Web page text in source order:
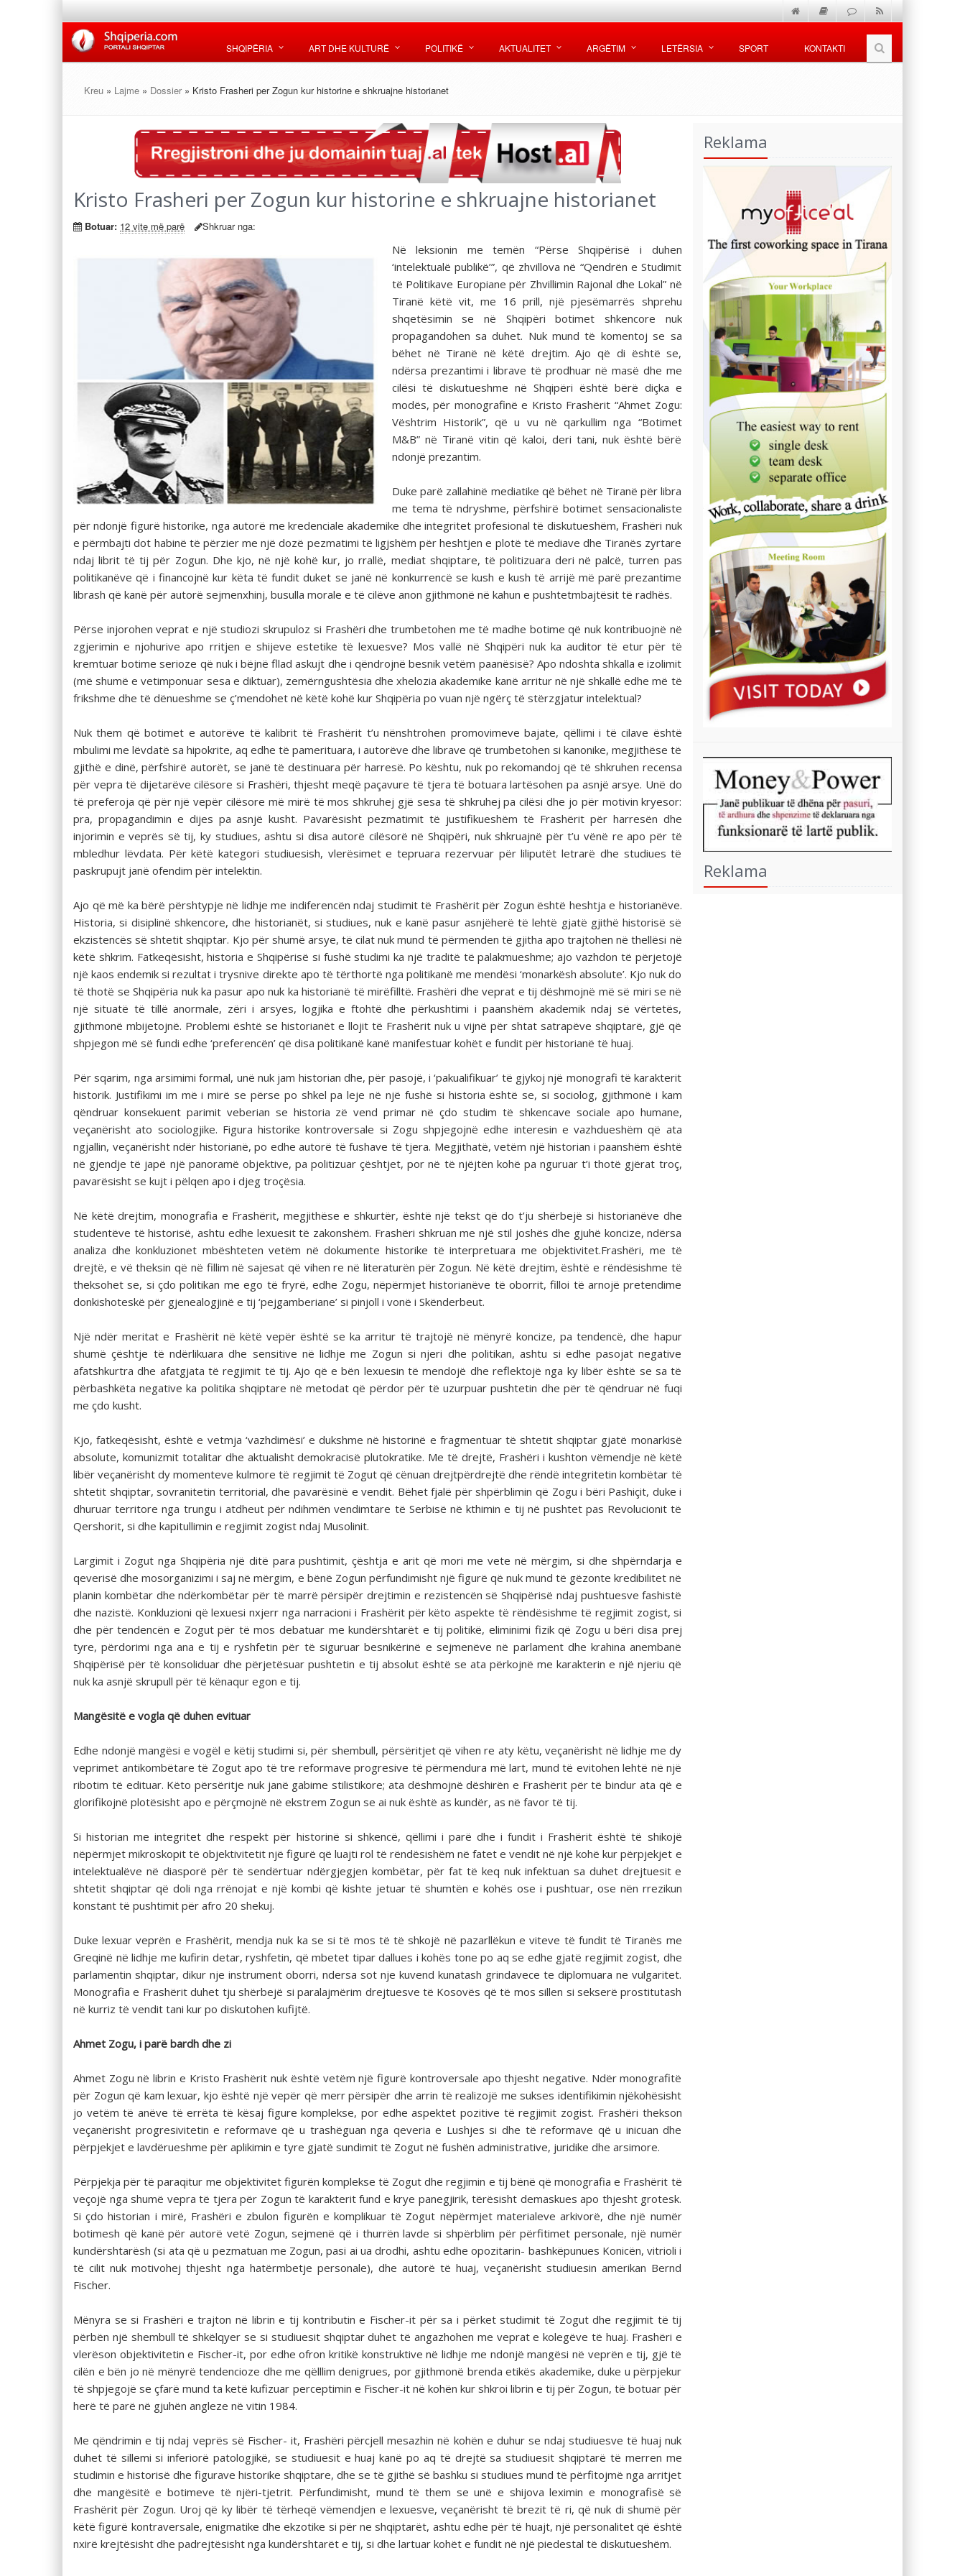
SHQIPËRIA ART DHE KULTURË POLITIKË AKTUALITET ARGËTIM LETËRSIA SPORT KONTAKTI
Kreu » Lajme » Dossier » Kristo Frasheri per Zogun kur historine e shkruajne historianet
Kristo Frasheri per Zogun kur historine e shkruajne historianet
Botuar: 12 vite më parë Shkruar nga:
Në leksionin me temën “Përse Shqipërisë i duhen
‘intelektualë publikë’”, që zhvillova në “Qendrën e Studimit
të Politikave Europiane për Zhvillimin Rajonal dhe Lokal” në
Tiranë këtë vit, me 16 prill, një pjesëmarrës shprehu
shqetësimin se në Shqipëri botimet shkencore nuk
propagandohen sa duhet. Nuk mund të komentoj se sa
bëhet në Tiranë në këtë drejtim. Ajo që di është se,
ndërsa prezantimi i librave të prodhuar në masë dhe me
cilësi të diskutueshme në Shqipëri është bërë diçka e
modës, për monografinë e Kristo Frashërit “Ahmet Zogu:
Vështrim Historik”, që u vu në qarkullim nga “Botimet
M&B” në Tiranë vitin që kaloi, deri tani, nuk është bërë
ndonjë prezantim.
Duke parë zallahinë mediatike që bëhet në Tiranë për libra
me tema të ndryshme, përfshirë botimet sensacionaliste
për ndonjë figurë historike, nga autorë me kredenciale akademike dhe integritet profesional të diskutueshëm, Frashëri nuk
e përmbajti dot habinë të përzier me një dozë pezmatimi të ligjshëm për heshtjen e plotë të mediave dhe Tiranës zyrtare
ndaj librit të tij për Zogun. Dhe kjo, në një kohë kur, jo rrallë, mediat shqiptare, të politizuara deri në palcë, turren pas
politikanëve që i financojnë kur këta të fundit duket se janë në konkurrencë se kush e kush të arrijë më parë prezantime
librash që kanë për autorë sejmenxhinj, busulla morale e të cilëve anon gjithmonë në kahun e pushtetmbajtësit të radhës.
Përse injorohen veprat e një studiozi skrupuloz si Frashëri dhe trumbetohen me të madhe botime që nuk kontribuojnë në
zgjerimin e njohurive apo rritjen e shijeve estetike të lexuesve? Mos vallë në Shqipëri nuk ka auditor të etur për të
kremtuar botime serioze që nuk i bëjnë fllad askujt dhe i qëndrojnë besnik vetëm paanësisë? Apo ndoshta shkalla e izolimit
(më shumë e vetimponuar sesa e diktuar), zemërngushtësia dhe xhelozia akademike kanë arritur në një shkallë edhe më të
frikshme dhe të dënueshme se ç’mendohet në këtë kohë kur Shqipëria po vuan një ngërç të stërzgjatur intelektual?
Nuk them që botimet e autorëve të kalibrit të Frashërit t’u nënshtrohen promovimeve bajate, qëllimi i të cilave është
mbulimi me lëvdatë sa hipokrite, aq edhe të pamerituara, i autorëve dhe librave që trumbetohen si kanonike, megjithëse të
gjithë e dinë, përfshirë autorët, se janë të destinuara për harresë. Po kështu, nuk po rekomandoj që të shkruhen recensa
për vepra të dijetarëve cilësore si Frashëri, thjesht meqë paçavure të tjera të botuara lartësohen pa asnjë arsye. Unë do
të preferoja që për një vepër cilësore më mirë të mos shkruhej gjë sesa të shkruhej pa cilësi dhe jo për motivin kryesor:
pra, propagandimin e dijes pa asnjë kusht. Pavarësisht pezmatimit të justifikueshëm të Frashërit për harresën dhe
injorimin e veprës së tij, ky studiues, ashtu si disa autorë cilësorë në Shqipëri, nuk shkruajnë për t’u vënë re apo për të
mbledhur lëvdata. Për këtë kategori studiuesish, vlerësimet e tepruara rezervuar për liliputët letrarë dhe studiues të
paskrupujt janë ofendim për intelektin.
Ajo që më ka bërë përshtypje në lidhje me indiferencën ndaj studimit të Frashërit për Zogun është heshtja e historianëve.
Historia, si disiplinë shkencore, dhe historianët, si studiues, nuk e kanë pasur asnjëherë të lehtë gjatë gjithë historisë së
ekzistencës së shtetit shqiptar. Kjo për shumë arsye, të cilat nuk mund të përmenden të gjitha apo trajtohen në thellësi në
këtë shkrim. Fatkeqësisht, historia e Shqipërisë si fushë studimi ka një traditë të palakmueshme; ajo vazhdon të përjetojë
një kaos endemik si rezultat i trysnive direkte apo të tërthortë nga politikanë me mendësi ‘monarkësh absolute’. Kjo nuk do
të thotë se Shqipëria nuk ka pasur apo nuk ka historianë të mirëfilltë. Frashëri dhe veprat e tij dëshmojnë më së miri se në
një situatë të tillë anormale, zëri i arsyes, logjika e ftohtë dhe përkushtimi i paanshëm akademik ndaj së vërtetës,
gjithmonë mbijetojnë. Problemi është se historianët e llojit të Frashërit nuk u vijnë për shtat satrapëve shqiptarë, gjë që
shpjegon më së fundi edhe ‘preferencën’ që disa politikanë kanë manifestuar kohët e fundit për historianë të huaj.
Për sqarim, nga arsimimi formal, unë nuk jam historian dhe, për pasojë, i ‘pakualifikuar’ të gjykoj një monografi të karakterit
historik. Justifikimi im më i mirë se përse po shkel pa leje në një fushë si historia është se, si sociolog, gjithmonë i kam
qëndruar konsekuent parimit veberian se historia zë vend primar në çdo studim të shkencave sociale apo humane,
veçanërisht ato sociologjike. Figura historike kontroversale si Zogu shpjegojnë edhe interesin e vazhdueshëm që ata
ngjallin, veçanërisht ndër historianë, po edhe autorë të fushave të tjera. Megjithatë, vetëm një historian i paanshëm është
në gjendje të japë një panoramë objektive, pa politizuar çështjet, por në të njëjtën kohë pa nguruar t’i thotë gjërat troç,
pavarësisht se kujt i pëlqen apo i djeg troçësia.
Në këtë drejtim, monografia e Frashërit, megjithëse e shkurtër, është një tekst që do t’ju shërbejë si historianëve dhe
studentëve të historisë, ashtu edhe lexuesit të zakonshëm. Frashëri shkruan me një stil joshës dhe gjuhë koncize, ndërsa
analiza dhe konkluzionet mbështeten vetëm në dokumente historike të interpretuara me objektivitet.Frashëri, me të
drejtë, e vë theksin që në fillim në sajesat që vihen re në literaturën për Zogun. Në këtë drejtim, është e rëndësishme të
theksohet se, si çdo politikan me ego të fryrë, edhe Zogu, nëpërmjet historianëve të oborrit, filloi të arnojë pretendime
donkishoteskë për gjenealogjinë e tij ‘pejgamberiane’ si pinjoll i vonë i Skënderbeut.
Një ndër meritat e Frashërit në këtë vepër është se ka arritur të trajtojë në mënyrë koncize, pa tendencë, dhe hapur
shumë çështje të ndërlikuara dhe sensitive në lidhje me Zogun si njeri dhe politikan, ashtu si edhe pasojat negative
afatshkurtra dhe afatgjata të regjimit të tij. Ajo që e bën lexuesin të mendojë dhe reflektojë nga ky libër është se sa të
përbashkëta negative ka politika shqiptare në metodat që përdor për të uzurpuar pushtetin dhe për të qëndruar në fuqi
me çdo kusht.
Kjo, fatkeqësisht, është e vetmja ‘vazhdimësi’ e dukshme në historinë e fragmentuar të shtetit shqiptar gjatë monarkisë
absolute, komunizmit totalitar dhe aktualisht demokracisë plutokratike. Me të drejtë, Frashëri i kushton vëmendje në këtë
libër veçanërisht dy momenteve kulmore të regjimit të Zogut që cënuan drejtpërdrejtë dhe rëndë integritetin kombëtar të
shtetit shqiptar, sovranitetin territorial, dhe pavarësinë e vendit. Bëhet fjalë për shpërblimin që Zogu i bëri Pashiçit, duke i
dhuruar territore nga trungu i atdheut për ndihmën vendimtare të Serbisë në kthimin e tij në pushtet pas Revolucionit të
Qershorit, si dhe kapitullimin e regjimit zogist ndaj Musolinit.
Largimit i Zogut nga Shqipëria një ditë para pushtimit, çështja e arit që mori me vete në mërgim, si dhe shpërndarja e
qeverisë dhe mosorganizimi i saj në mërgim, e bënë Zogun përfundimisht një figurë që nuk mund të gëzonte kredibilitet në
planin kombëtar dhe ndërkombëtar për të marrë përsipër drejtimin e rezistencën së Shqipërisë ndaj pushtuesve fashistë
dhe nazistë. Konkluzioni që lexuesi nxjerr nga narracioni i Frashërit për këto aspekte të rëndësishme të regjimit zogist, si
dhe për tendencën e Zogut për të mos debatuar me kundërshtarët e tij politikë, eliminimi fizik që Zogu u bëri disa prej
tyre, përdorimi nga ana e tij e ryshfetin për të siguruar besnikërinë e sejmenëve në parlament dhe krahina anembanë
Shqipërisë për të konsoliduar dhe përjetësuar pushtetin e tij absolut është se ata përkojnë me karakterin e një njeriu që
nuk ka asnjë skrupull për të kënaqur egon e tij.
Mangësitë e vogla që duhen evituar
Edhe ndonjë mangësi e vogël e këtij studimi si, për shembull, përsëritjet që vihen re aty këtu, veçanërisht në lidhje me dy
veprimet antikombëtare të Zogut apo të tre reformave progresive të përmendura më lart, mund të evitohen lehtë në një
ribotim të edituar. Këto përsëritje nuk janë gabime stilistikore; ata dëshmojnë dëshirën e Frashërit për të bindur ata që e
glorifikojnë plotësisht apo e përçmojnë në ekstrem Zogun se ai nuk është as kundër, as në favor të tij.
Si historian me integritet dhe respekt për historinë si shkencë, qëllimi i parë dhe i fundit i Frashërit është të shikojë
nëpërmjet mikroskopit të objektivitetit një figurë që luajti rol të rëndësishëm në fatet e vendit në një kohë kur përpjekjet e
intelektualëve në diasporë për të sendërtuar ndërgjegjen kombëtar, për fat të keq nuk infektuan sa duhet drejtuesit e
shtetit shqiptar që doli nga rrënojat e një kombi që kishte jetuar të shumtën e kohës ose i pushtuar, ose nën rrezikun
konstant të pushtimit për afro 20 shekuj.
Duke lexuar veprën e Frashërit, mendja nuk ka se si të mos të të shkojë në pazarllëkun e viteve të fundit të Tiranës me
Greqinë në lidhje me kufirin detar, ryshfetin, që mbetet tipar dallues i kohës tone po aq se edhe gjatë regjimit zogist, dhe
parlamentin shqiptar, dikur nje instrument oborri, ndersa sot nje kuvend kunatash grindavece te diplomuara ne vulgaritet.
Monografia e Frashërit duhet tju shërbejë si paralajmërim drejtuesve të Kosovës që të mos sillen si sekserë prostitutash
në kurriz të vendit tani kur po diskutohen kufijtë.
Ahmet Zogu, i parë bardh dhe zi
Ahmet Zogu në librin e Kristo Frashërit nuk është vetëm një figurë kontroversale apo thjesht negative. Ndër monografitë
për Zogun që kam lexuar, kjo është një vepër që merr përsipër dhe arrin të realizojë me sukses identifikimin njëkohësisht
jo vetëm të anëve të errëta të kësaj figure komplekse, por edhe aspektet pozitive të regjimit zogist. Frashëri thekson
veçanërisht progresivitetin e reformave që u trashëguan nga qeveria e Lushjes si dhe të reformave që u inicuan dhe
përpjekjet e lavdërueshme për aplikimin e tyre gjatë sundimit të Zogut në fushën administrative, juridike dhe arsimore.
Përpjekja për të paraqitur me objektivitet figurën komplekse të Zogut dhe regjimin e tij bënë që monografia e Frashërit të
veçojë nga shumë vepra të tjera për Zogun të karakterit fund e krye panegjirik, tërësisht demaskues apo thjesht grotesk.
Si çdo historian i mirë, Frashëri e zbulon figurën e komplikuar të Zogut nëpërmjet materialeve arkivorë, dhe një numër
botimesh që kanë për autorë vetë Zogun, sejmenë që i thurrën lavde si shpërblim për përfitimet personale, një numër
kundërshtarësh (si ata që u pezmatuan me Zogun, pasi ai ua drodhi, ashtu edhe opozitarin- bashkëpunues Konicën, vitrioli i
të cilit nuk motivohej thjesht nga hatërmbetje personale), dhe autorë të huaj, veçanërisht studiuesin amerikan Bernd
Fischer.
Mënyra se si Frashëri e trajton në librin e tij kontributin e Fischer-it për sa i përket studimit të Zogut dhe regjimit të tij
përbën një shembull të shkëlqyer se si studiuesit shqiptar duhet të angazhohen me veprat e kolegëve të huaj. Frashëri e
vlerëson objektivitetin e Fischer-it, por edhe ofron kritikë konstruktive në lidhje me ndonjë mangësi në veprën e tij, gjë të
cilën e bën jo në mënyrë tendencioze dhe me qëlllim denigrues, por gjithmonë brenda etikës akademike, duke u përpjekur
të shpjegojë se çfarë mund ta ketë kufizuar perceptimin e Fischer-it në kohën kur shkroi librin e tij për Zogun, të botuar për
herë të parë në gjuhën angleze në vitin 1984.
Me qëndrimin e tij ndaj veprës së Fischer- it, Frashëri përcjell mesazhin në kohën e duhur se ndaj studiuesve të huaj nuk
duhet të sillemi si inferiorë patologjikë, se studiuesit e huaj kanë po aq të drejtë sa studiuesit shqiptarë të merren me
studimin e historisë dhe figurave historike shqiptare, dhe se të gjithë së bashku si studiues mund të përfitojmë nga arritjet
dhe mangësitë e botimeve të njëri-tjetrit. Përfundimisht, mund të them se unë e shijova leximin e monografisë së
Frashërit për Zogun. Uroj që ky libër të tërheqë vëmendjen e lexuesve, veçanërisht të brezit të ri, që nuk di shumë për
këtë figurë kontraversale, enigmatike dhe ekzotike si për ne shqiptarët, ashtu edhe për të huajt, një personalitet që është
nxirë krejtësisht dhe padrejtësisht nga kundërshtarët e tij, si dhe lartuar kohët e fundit në një piedestal të diskutueshëm.
Reklama
Reklama